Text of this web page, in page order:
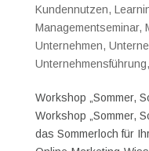
Kundennutzen,
Managementseminar,
Unternehmen,
Unternehmensführung,
Workshop „Sommer,
Workshop „Sommer,
das Sommerloch für